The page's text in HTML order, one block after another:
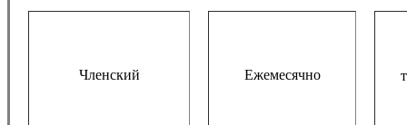
Членский Ежемесячно